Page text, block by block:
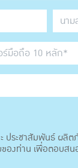
ระชาสัมพันธ์ ผลิต
งท่าน เพื่อตอบสน